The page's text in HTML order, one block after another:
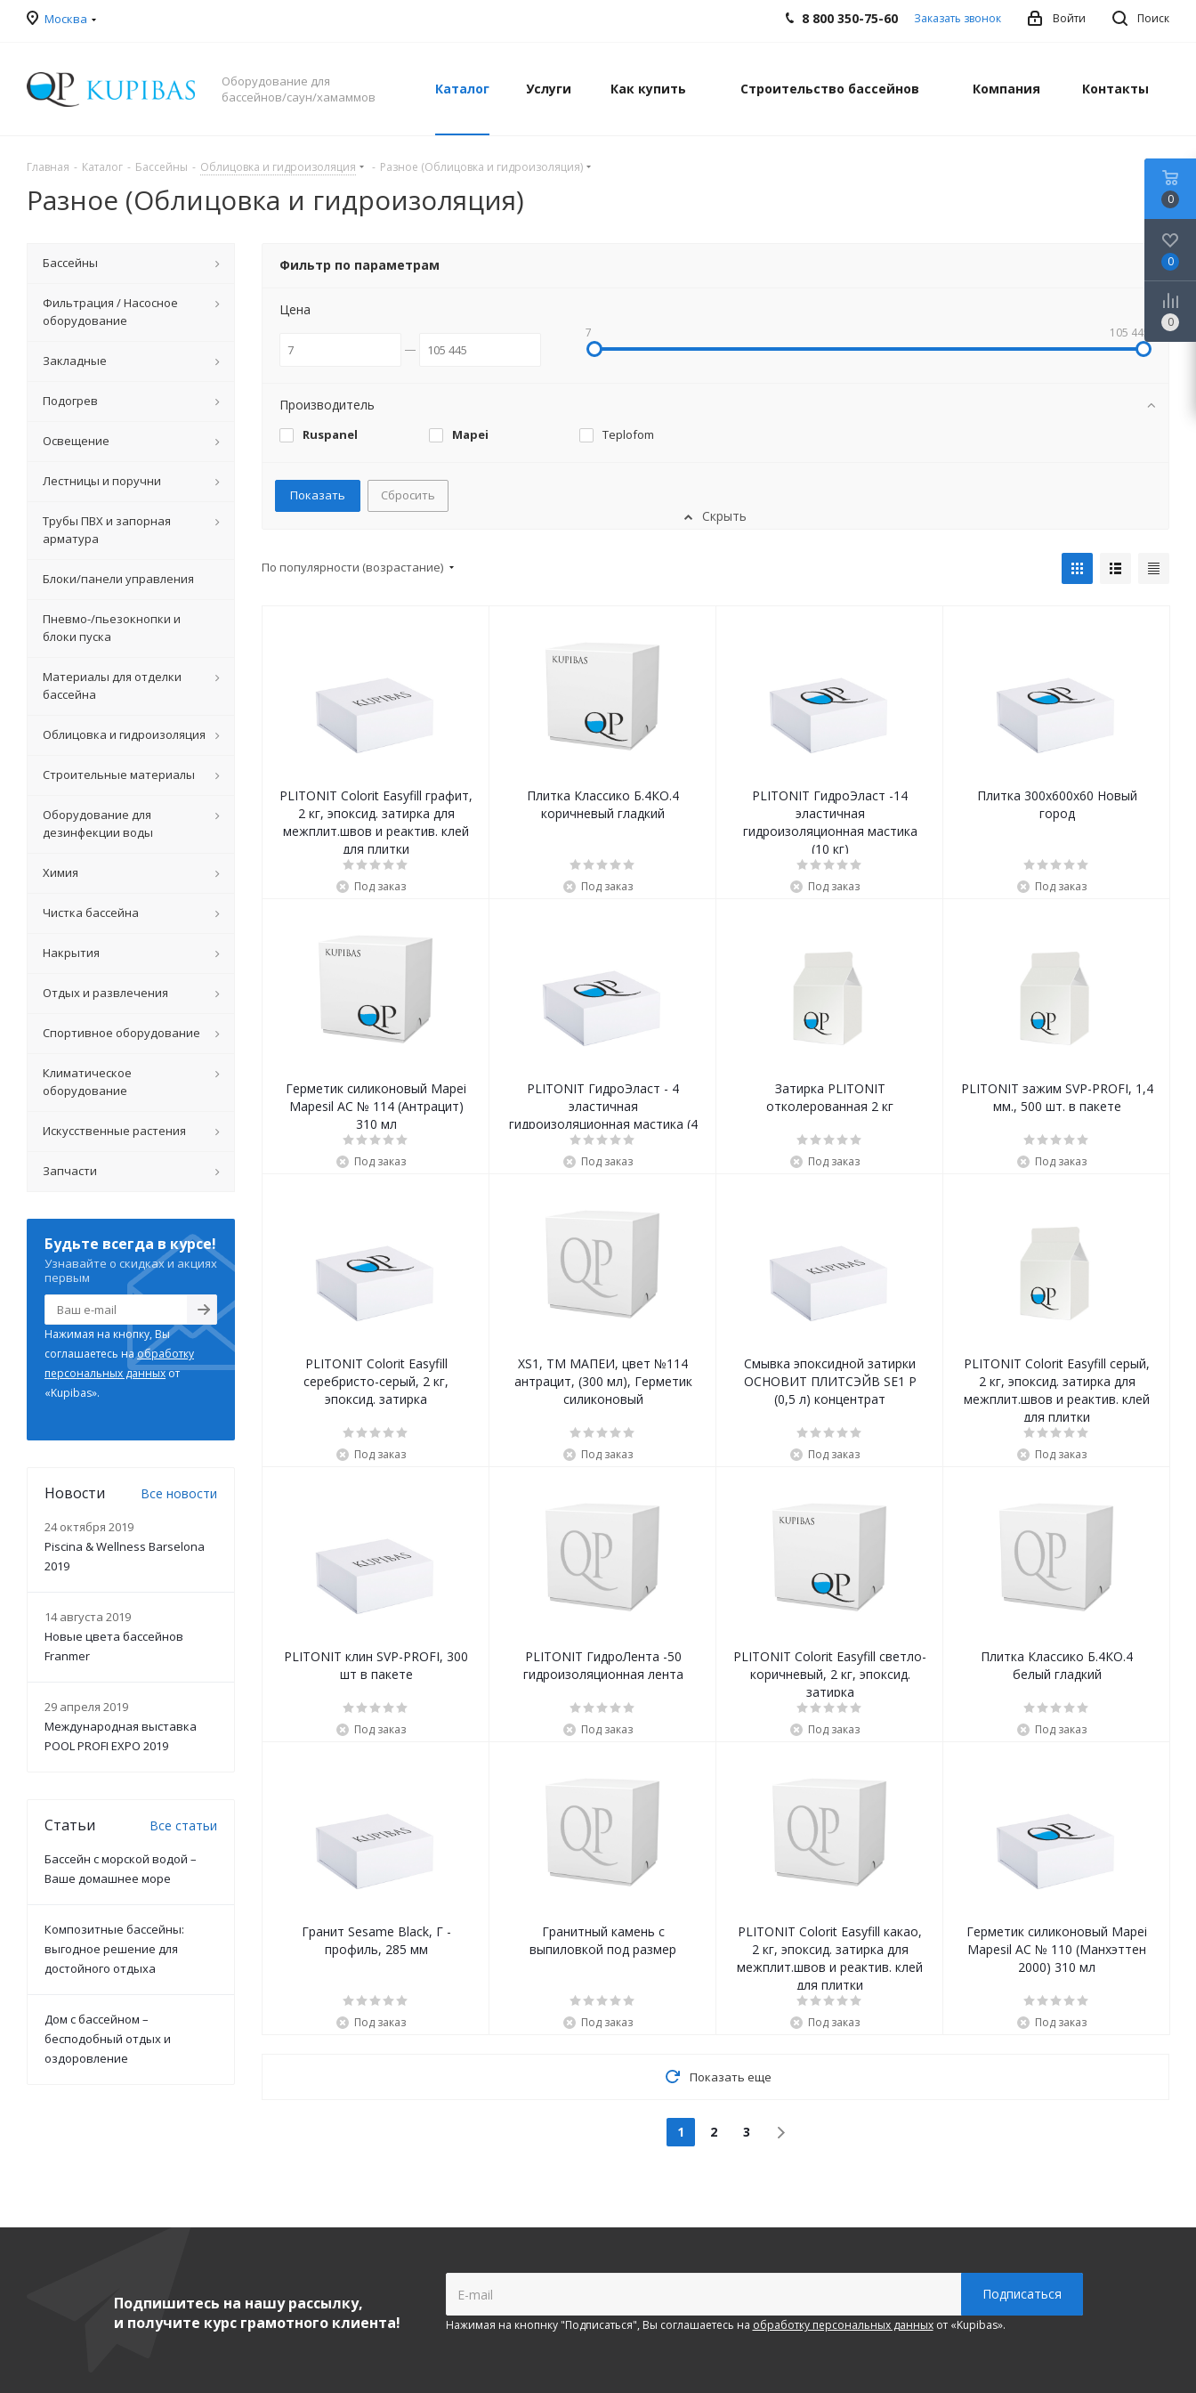
Москва Поиск
Войти
8 800 350-75-60 Заказать звонок
Оборудование для
бассейнов/саун/хамаммов
Каталог Услуги Как купить Строительство бассейнов Компания Контакты
Главная - Каталог - Бассейны - Облицовка и гидроизоляция - Разное (Облицовка и гидроизоляция)
Разное (Облицовка и гидроизоляция)
Фильтр по параметрам
Цена
7 105 445
Производитель
Ruspanel Mapei Teplofom
Сбросить
Скрыть
По популярности (возрастание)
PLITONIT Colorit Easyfill графит,
2 кг, эпоксид. затирка для
межплит.швов и реактив. клей
для плитки
Под заказ
Плитка Классико Б.4КО.4
коричневый гладкий
Под заказ
PLITONIT ГидроЭласт -14
эластичная
гидроизоляционная мастика
(10 кг)
Под заказ
Плитка 300х600х60 Новый
город
Под заказ
Герметик силиконовый Mapei
Mapesil AC № 114 (Антрацит)
310 мл
Под заказ
PLITONIT ГидроЭласт - 4
эластичная
гидроизоляционная мастика (4
кг)
Под заказ
Затирка PLITONIT
отколерованная 2 кг
Под заказ
PLITONIT зажим SVP-PROFI, 1,4
мм., 500 шт. в пакете
Под заказ
PLITONIT Colorit Easyfill
серебристо-серый, 2 кг,
эпоксид. затирка
Под заказ
XS1, ТМ МАПЕИ, цвет №114
антрацит, (300 мл), Герметик
силиконовый
Под заказ
Смывка эпоксидной затирки
ОСНОВИТ ПЛИТСЭЙВ SЕ1 Р
(0,5 л) концентрат
Под заказ
PLITONIT Colorit Easyfill серый,
2 кг, эпоксид. затирка для
межплит.швов и реактив. клей
для плитки
Под заказ
PLITONIT клин SVP-PROFI, 300
шт в пакете
Под заказ
PLITONIT ГидроЛента -50
гидроизоляционная лента
Под заказ
PLITONIT Colorit Easyfill светло-
коричневый, 2 кг, эпоксид.
затирка
Под заказ
Плитка Классико Б.4КО.4
белый гладкий
Под заказ
Гранит Sesame Black, Г -
профиль, 285 мм
Под заказ
Гранитный камень с
выпиловкой под размер
Под заказ
PLITONIT Colorit Easyfill какао,
2 кг, эпоксид. затирка для
межплит.швов и реактив. клей
для плитки
Под заказ
Герметик силиконовый Mapei
Mapesil AC № 110 (Манхэттен
2000) 310 мл
Под заказ
Показать еще
1 2 3
Бассейны
Фильтрация / Насосное
оборудование
Закладные
Подогрев
Освещение
Лестницы и поручни
Трубы ПВХ и запорная
арматура
Блоки/панели управления
Пневмо-/пьезокнопки и
блоки пуска
Материалы для отделки
бассейна
Облицовка и гидроизоляция
Строительные материалы
Оборудование для
дезинфекции воды
Химия
Чистка бассейна
Накрытия
Отдых и развлечения
Спортивное оборудование
Климатическое
оборудование
Искусственные растения
Запчасти
Будьте всегда в курсе!
Узнавайте о скидках и акциях
первым
Нажимая на кнопку, Вы
соглашаетесь наобработку
персональных данныхот
«Kupibas».
Новости Все новости
24 октября 2019
Piscina & Wellness Barselona
2019
14 августа 2019
Новые цвета бассейнов
Franmer
29 апреля 2019
Международная выставка
POOL PROFI EXPO 2019
Статьи Все статьи
Бассейн с морской водой –
Ваше домашнее море
Композитные бассейны:
выгодное решение для
достойного отдыха
Дом с бассейном –
бесподобный отдых и
оздоровление
Подпишитесь на нашу рассылку,
и получите курс грамотного клиента!
Нажимая на кнопнку "Подписаться", Вы соглашаетесь на обработку персональных данныхот «Kupibas».
0
0
0